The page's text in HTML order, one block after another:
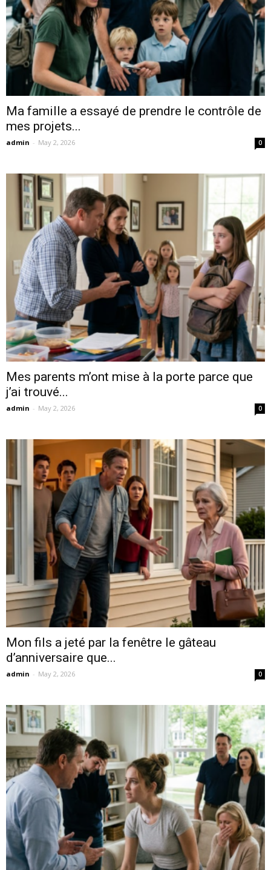
Ma famille a essayé de prendre le contrôle de
mes projets...
admin - May 2, 2026 0
Mes parents m’ont mise à la porte parce que
j’ai trouvé...
admin - May 2, 2026 0
Mon fils a jeté par la fenêtre le gâteau
d’anniversaire que...
admin - May 2, 2026 0